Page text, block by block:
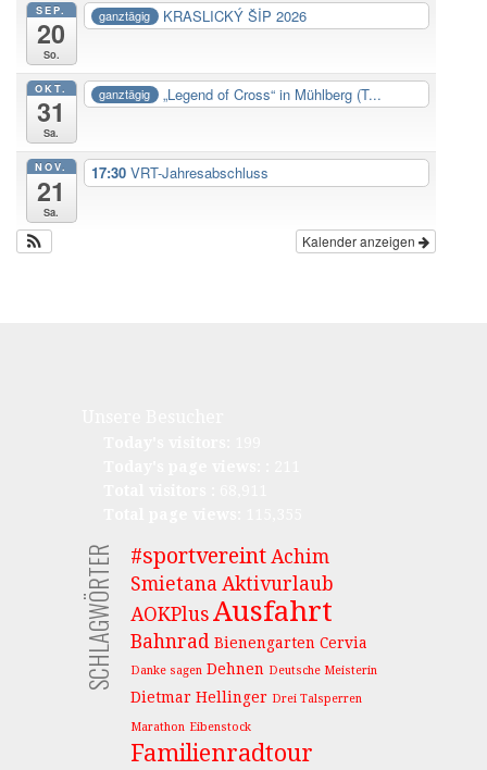
SEP.
20
So.
ganztägig KRASLICKÝ ŠİP 2026
OKT.
31
Sa.
ganztägig „Legend of Cross“ in Mühlberg (T...
NOV.
21
Sa.
17:30 VRT-Jahresabschluss
Kalender anzeigen
SCHLAGWÖRTER #sportvereint Achim
Smietana Aktivurlaub
AOKPlus Ausfahrt
Bahnrad Bienengarten Cervia
Danke sagen Dehnen Deutsche Meisterin
Dietmar Hellinger Drei Talsperren
Marathon Eibenstock
Familienradtour